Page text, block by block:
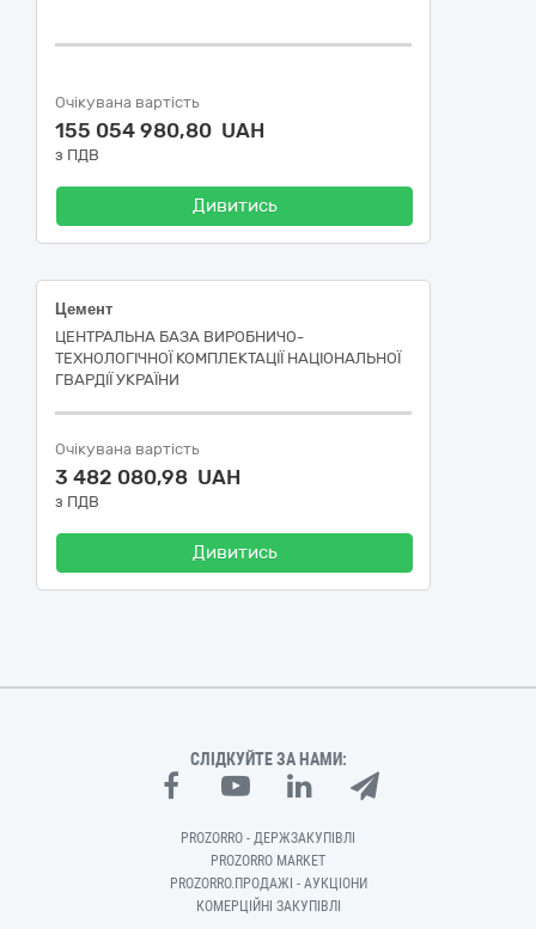
Очікувана вартість
155 054 980,80 UAH
з ПДВ
Дивитись
Цемент
ЦЕНТРАЛЬНА БАЗА ВИРОБНИЧО-
ТЕХНОЛОГІЧНОЇ КОМПЛЕКТАЦІЇ НАЦІОНАЛЬНОЇ
ГВАРДІЇ УКРАЇНИ
Очікувана вартість
3 482 080,98 UAH
з ПДВ
Дивитись
СЛІДКУЙТЕ ЗА НАМИ:
PROZORRO - ДЕРЖЗАКУПІВЛІ
PROZORRO MARKET
PROZORRO.ПРОДАЖІ - АУКЦІОНИ
КОМЕРЦІЙНІ ЗАКУПІВЛІ